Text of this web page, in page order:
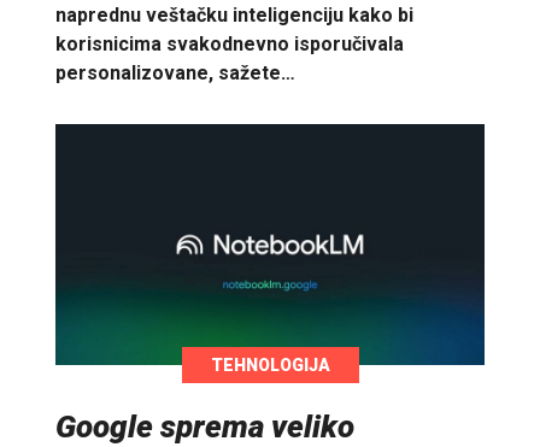
naprednu veštačku inteligenciju kako bi
korisnicima svakodnevno isporučivala
personalizovane, sažete…
TEHNOLOGIJA
Google sprema veliko